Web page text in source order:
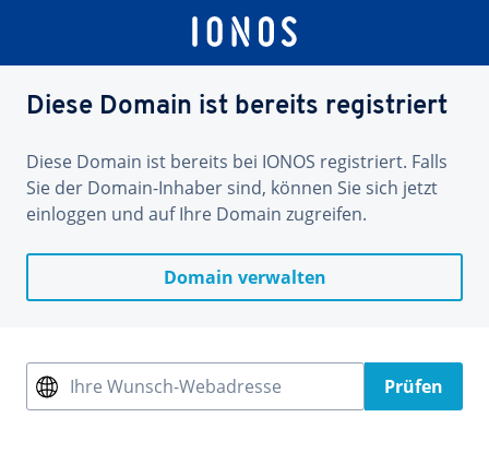
Diese Domain ist bereits registriert
Diese Domain ist bereits bei IONOS registriert. Falls
Sie der Domain-Inhaber sind, können Sie sich jetzt
einloggen und auf Ihre Domain zugreifen.
Domain verwalten
Ihre Wunsch-Webadresse Prüfen